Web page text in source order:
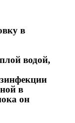
в
водой,
в
он